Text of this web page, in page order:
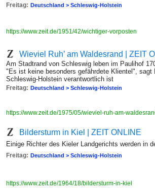
Freitag: Deutschland > Schleswig-Holstein
https://www.zeit.de/1951/42/wichtiger-vorposten
Wieviel Ruh’ am Waldesrand | ZEIT
Am Stadtrand von Schleswig leben im Paulihof
"Es ist keine besonders gefährdete Klientel",
Schleswig-Holstein verantwortlich ist
Freitag: Deutschland > Schleswig-Holstein
https://www.zeit.de/1975/05/wieviel-ruh-am-
Bildersturm in Kiel | ZEIT ONLINE
Einige Richter des Kieler Landgerichts werden in
Freitag: Deutschland > Schleswig-Holstein
https://www.zeit.de/1964/18/bildersturm-in-kiel